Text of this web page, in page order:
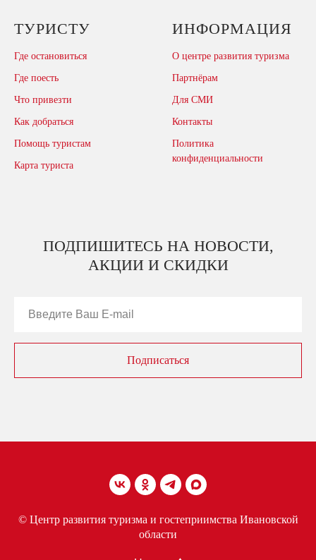
ТУРИСТУ
Где остановиться
Где поесть
Что привезти
Как добраться
Помощь туристам
Карта туриста
ИНФОРМАЦИЯ
О центре развития туризма
Партнёрам
Для СМИ
Контакты
Политика
конфиденциальности
ПОДПИШИТЕСЬ НА НОВОСТИ,
АКЦИИ И СКИДКИ
Подписаться
© Центр развития туризма и гостеприимства Ивановской
области